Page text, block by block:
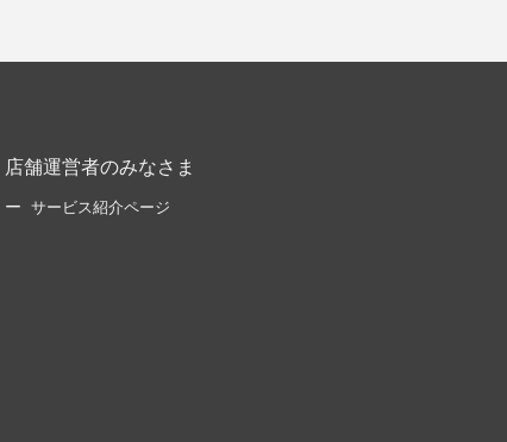
店舗運営者のみなさま
サービス紹介ページ